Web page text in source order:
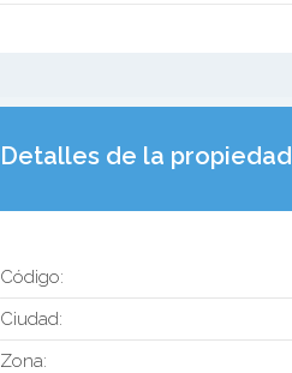
Detalles de la propiedad
Código:
Ciudad:
Zona: